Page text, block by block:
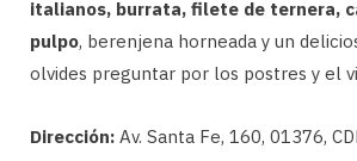
italianos, burrata, filete de ternera,
pulpo, berenjena horneada y un
olvides preguntar por los postres y el
Dirección: Av. Santa Fe, 160, 01376,